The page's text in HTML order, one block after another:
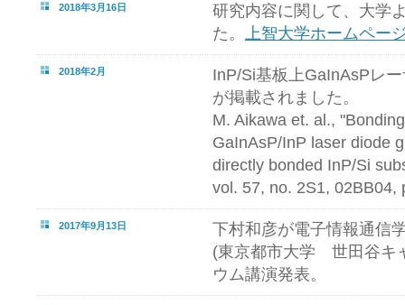
2018年3月16日
研究内容に関して、大学
た。
上智大学ホームペー
2018年2月
InP/Si基板上GaInAsPレ
が掲載されました。
M. Aikawa et. al.,
GaInAsP/InP laser diode
directly bonded InP/Si
vol. 57, no. 2S1, 02BB04,
2017年9月13日
下村和彦が電子情報通信
(東京都市大学 世田谷キ
ウム講演発表。